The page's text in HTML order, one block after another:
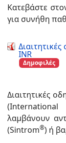
Κατεβάστε
για συνήθη
INR
Δημοφιλές
Διαιτητικές
λαμβάνουν
(Sintrom®) ή